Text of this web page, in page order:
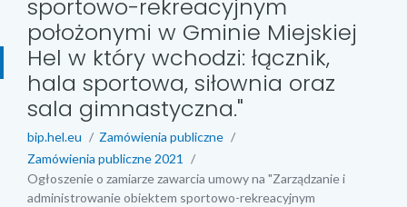
sportowo-rekreacyjnym
położonymi w Gminie Miejskiej
Hel w który wchodzi: łącznik,
hala sportowa, siłownia oraz
sala gimnastyczna."
bip.hel.eu
Zamówienia publiczne
Zamówienia publiczne 2021
Ogłoszenie o zamiarze zawarcia umowy na "Zarządzanie i
administrowanie obiektem sportowo-rekreacyjnym